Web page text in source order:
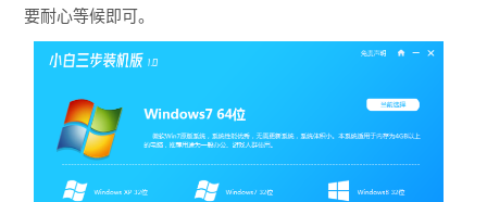
要耐心等候即可。